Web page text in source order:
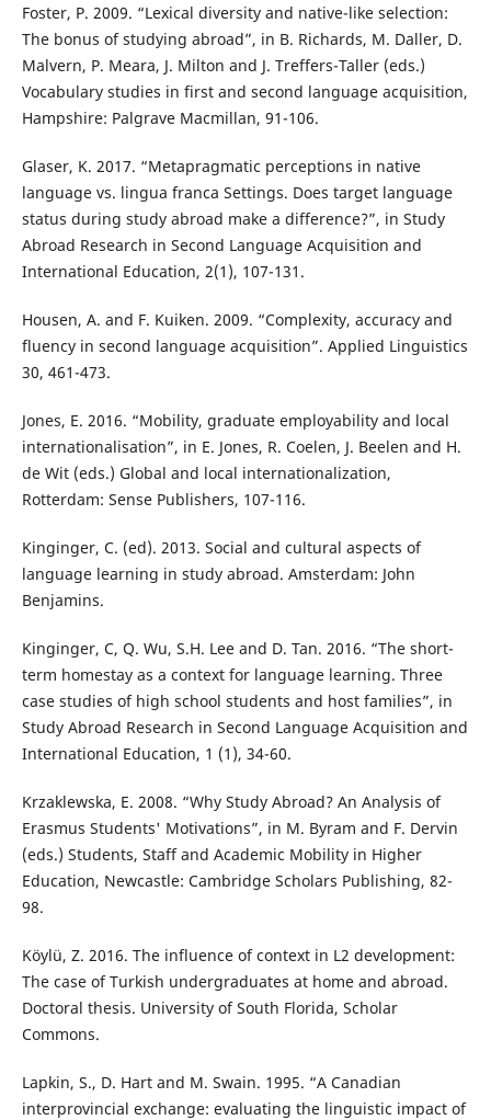
Foster, P. 2009. “Lexical diversity and native-like selection:
The bonus of studying abroad”, in B. Richards, M. Daller, D.
Malvern, P. Meara, J. Milton and J. Treffers-Taller (eds.)
Vocabulary studies in first and second language acquisition,
Hampshire: Palgrave Macmillan, 91-106.
Glaser, K. 2017. “Metapragmatic perceptions in native
language vs. lingua franca Settings. Does target language
status during study abroad make a difference?”, in Study
Abroad Research in Second Language Acquisition and
International Education, 2(1), 107-131.
Housen, A. and F. Kuiken. 2009. “Complexity, accuracy and
fluency in second language acquisition”. Applied Linguistics
30, 461-473.
Jones, E. 2016. “Mobility, graduate employability and local
internationalisation”, in E. Jones, R. Coelen, J. Beelen and H.
de Wit (eds.) Global and local internationalization,
Rotterdam: Sense Publishers, 107-116.
Kinginger, C. (ed). 2013. Social and cultural aspects of
language learning in study abroad. Amsterdam: John
Benjamins.
Kinginger, C, Q. Wu, S.H. Lee and D. Tan. 2016. “The short-
term homestay as a context for language learning. Three
case studies of high school students and host families”, in
Study Abroad Research in Second Language Acquisition and
International Education, 1 (1), 34-60.
Krzaklewska, E. 2008. “Why Study Abroad? An Analysis of
Erasmus Students' Motivations”, in M. Byram and F. Dervin
(eds.) Students, Staff and Academic Mobility in Higher
Education, Newcastle: Cambridge Scholars Publishing, 82-
98.
Köylü, Z. 2016. The influence of context in L2 development:
The case of Turkish undergraduates at home and abroad.
Doctoral thesis. University of South Florida, Scholar
Commons.
Lapkin, S., D. Hart and M. Swain. 1995. “A Canadian
interprovincial exchange: evaluating the linguistic impact of